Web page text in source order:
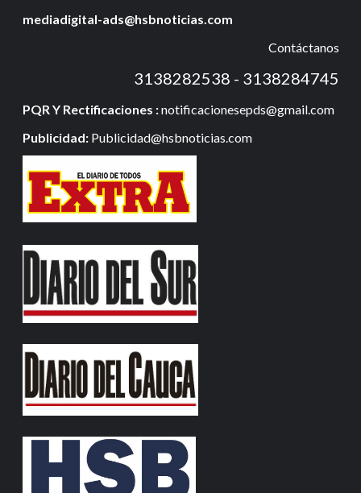
mediadigital-ads@hsbnoticias.com
Contáctanos
3138282538 - 3138284745
PQR Y Rectificaciones :notificacionesepds@gmail.com
Publicidad: Publicidad@hsbnoticias.com